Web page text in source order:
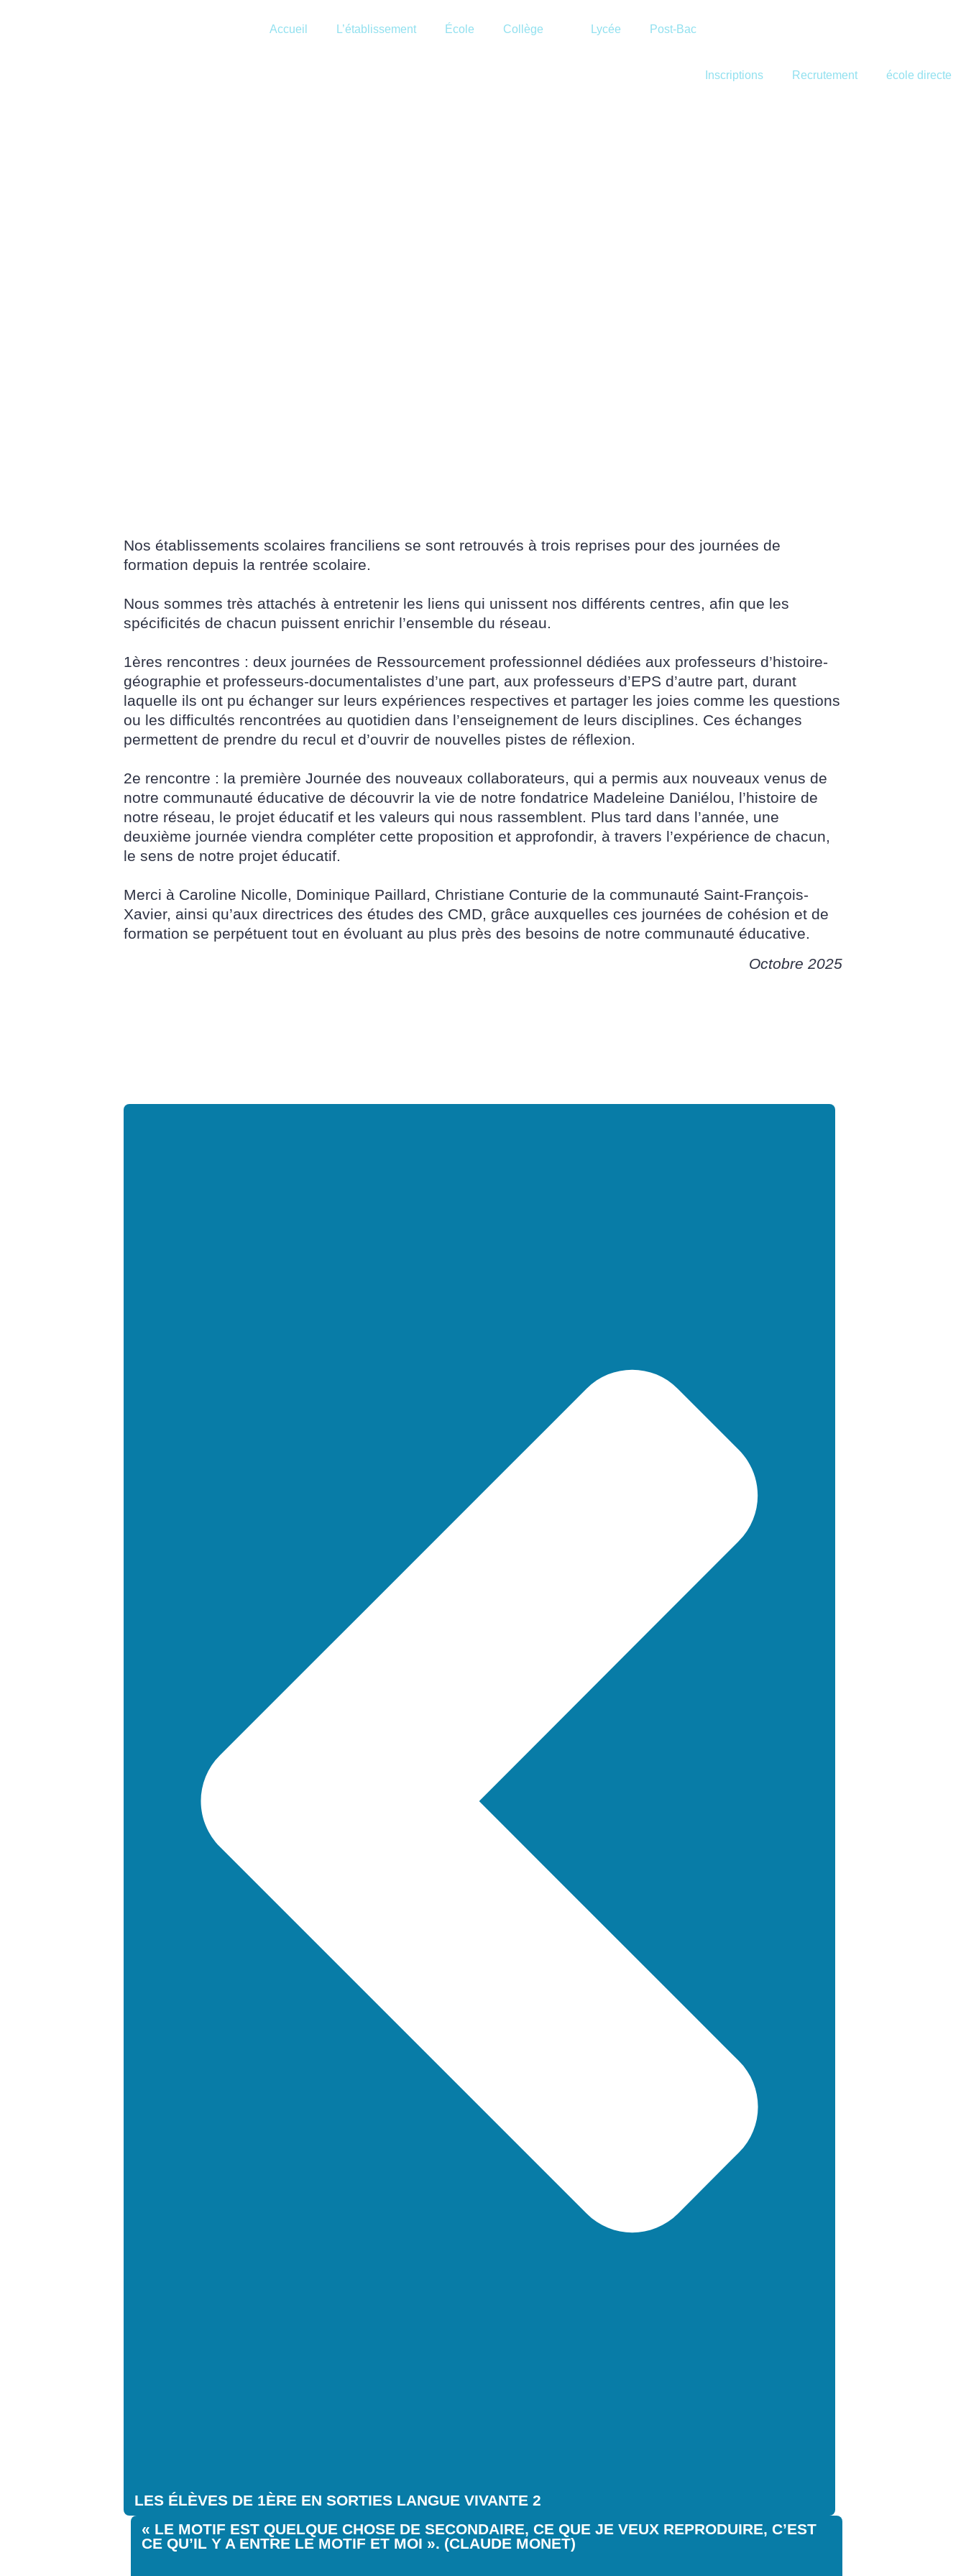
Accueil L’établissement École Collège Lycée Post-Bac
Inscriptions Recrutement école directe
Nos établissements scolaires franciliens se sont retrouvés à trois reprises pour des journées de
formation depuis la rentrée scolaire.
Nous sommes très attachés à entretenir les liens qui unissent nos différents centres, afin que les
spécificités de chacun puissent enrichir l’ensemble du réseau.
1ères rencontres : deux journées de Ressourcement professionnel dédiées aux professeurs d’histoire-
géographie et professeurs-documentalistes d’une part, aux professeurs d’EPS d’autre part, durant
laquelle ils ont pu échanger sur leurs expériences respectives et partager les joies comme les questions
ou les difficultés rencontrées au quotidien dans l’enseignement de leurs disciplines. Ces échanges
permettent de prendre du recul et d’ouvrir de nouvelles pistes de réflexion.
2e rencontre : la première Journée des nouveaux collaborateurs, qui a permis aux nouveaux venus de
notre communauté éducative de découvrir la vie de notre fondatrice Madeleine Daniélou, l’histoire de
notre réseau, le projet éducatif et les valeurs qui nous rassemblent. Plus tard dans l’année, une
deuxième journée viendra compléter cette proposition et approfondir, à travers l’expérience de chacun,
le sens de notre projet éducatif.
Merci à Caroline Nicolle, Dominique Paillard, Christiane Conturie de la communauté Saint-François-
Xavier, ainsi qu’aux directrices des études des CMD, grâce auxquelles ces journées de cohésion et de
formation se perpétuent tout en évoluant au plus près des besoins de notre communauté éducative.
Octobre 2025
LES ÉLÈVES DE 1ÈRE EN SORTIES LANGUE VIVANTE 2
« LE MOTIF EST QUELQUE CHOSE DE SECONDAIRE, CE QUE JE VEUX REPRODUIRE, C’EST
CE QU’IL Y A ENTRE LE MOTIF ET MOI ». (CLAUDE MONET)